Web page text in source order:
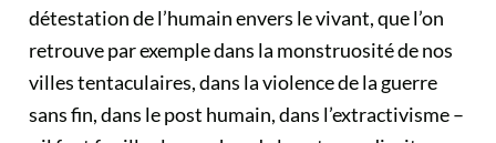
détestation de l’humain envers le vivant, que l’on
retrouve par exemple dans la monstruosité de nos
villes tentaculaires, dans la violence de la guerre
sans fin, dans le post humain, dans l’extractivisme –